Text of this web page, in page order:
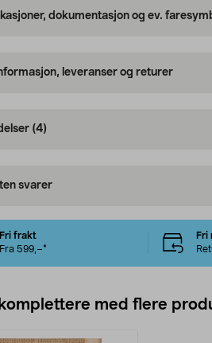
dokumentasjon og ev.
leveranser og returer
(4)
svarer
Fri frakt
Fra 599,–*
Fri
med flere